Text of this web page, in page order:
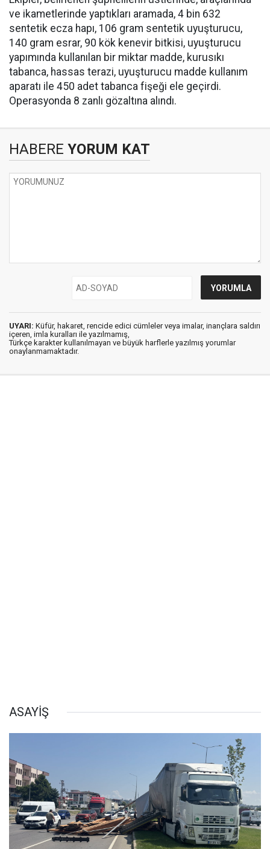
ve ikametlerinde yaptıkları aramada, ⁠4 bin 632
sentetik ecza hapı, 106 gram sentetik uyuşturucu,
140 gram esrar, 90 kök kenevir bitkisi, uyuşturucu
yapımında kullanılan bir miktar madde, kurusıkı
tabanca, hassas terazi, uyuşturucu madde kullanım
aparatı ile 450 adet tabanca fişeği ele geçirdi.
Operasyonda 8 zanlı gözaltına alındı.
HABERE YORUM KAT
UYARI: Küfür, hakaret, rencide edici cümleler veya imalar, inançlara saldırı
içeren, imla kuralları ile yazılmamış,
Türkçe karakter kullanılmayan ve büyük harflerle yazılmış yorumlar
onaylanmamaktadır.
ASAYİŞ